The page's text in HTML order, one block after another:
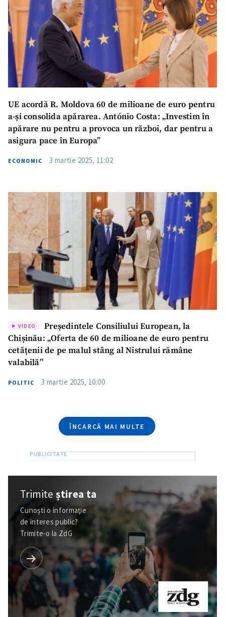
UE acordă R. Moldova 60 de milioane de euro pentru
a-și consolida apărarea. António Costa: „Investim în
apărare nu pentru a provoca un război, dar pentru a
asigura pace în Europa”
ECONOMIC 3 martie 2025, 11:02
VIDEO
Președintele Consiliului European, la
Chișinău: „Oferta de 60 de milioane de euro pentru
cetățenii de pe malul stâng al Nistrului rămâne
valabilă”
POLITIC 3 martie 2025, 10:00
ÎNCARCĂ MAI MULTE
Trimiteștirea ta
Cunoști o informație
de interes public?
Trimite-o la ZdG
Titlu știre
+ Adaugă titlu
Fotografie
+ Încarcă imagine
Link media+ Link media
Mesajul știrei
+ Mesajul știrei
Sursă anonimă
+ Numele meu
Email + Emailul meu
Telefon
+ Telefon personal
Am citit și sunt de
acord cu politica de
confidențialitate.
TRIMITE ȘTIREA